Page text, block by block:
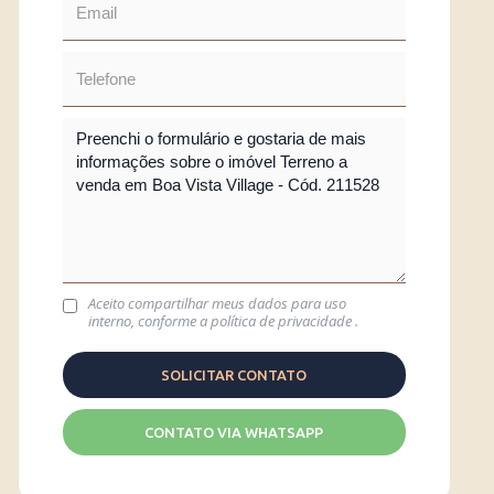
Aceito compartilhar meus dados para uso
interno, conforme apolítica de privacidade.
CONTATO VIA WHATSAPP